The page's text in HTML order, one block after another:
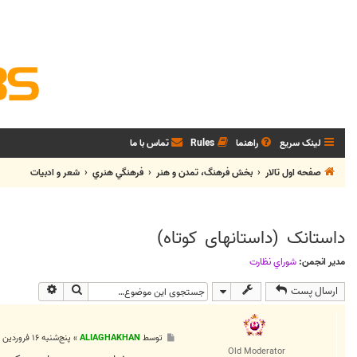
لینک سریع راهنما Rules
تماس با ما
صفحه اول تالار
بخش فرهنگ، تمدن و هنر فرهنگي هنري شعر و ادبيات
داستانک (داستانهای کوتاه)
مدیر انجمن: شوراي نظارت
ارسال پست جستجو
Old Moderator
توسط ALIAGHAKHAN
» پنج‌شنبه ۱۶ فروردین ۱۳۸۶, ۱۱:۵۳ ب.ظ